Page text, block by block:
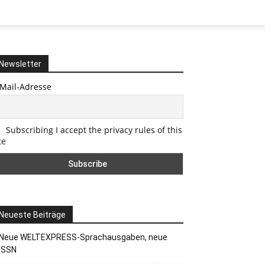
Newsletter
Adresse
Subscribing I accept the privacy rules of this
Neueste Beiträge
Neue WELTEXPRESS-Sprachausgaben, neue
ISSN